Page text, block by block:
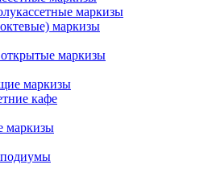
маркизы
маркизы
маркизы
маркизы
кафе
маркизы